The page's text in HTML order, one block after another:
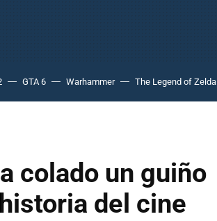
GTA 6 Warhammer The Legend of Zelda
colado un guiño
del cine